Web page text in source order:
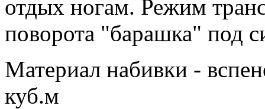
отдых ногам. Режим
поворота "барашка" под
Материал набивки -
куб.м